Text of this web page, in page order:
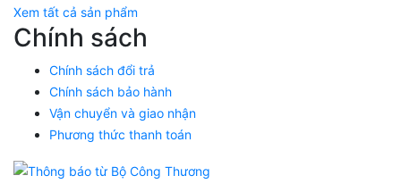
Xem tất cả sản phẩm
Chính sách
Chính sách đổi trả
Chính sách bảo hành
Vận chuyển và giao nhận
Phương thức thanh toán